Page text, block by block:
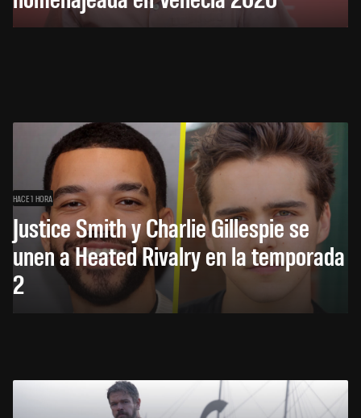
HACE 1 HORA
Justice Smith y Charlie Gillespie se
unen a Heated Rivalry en la temporada
2